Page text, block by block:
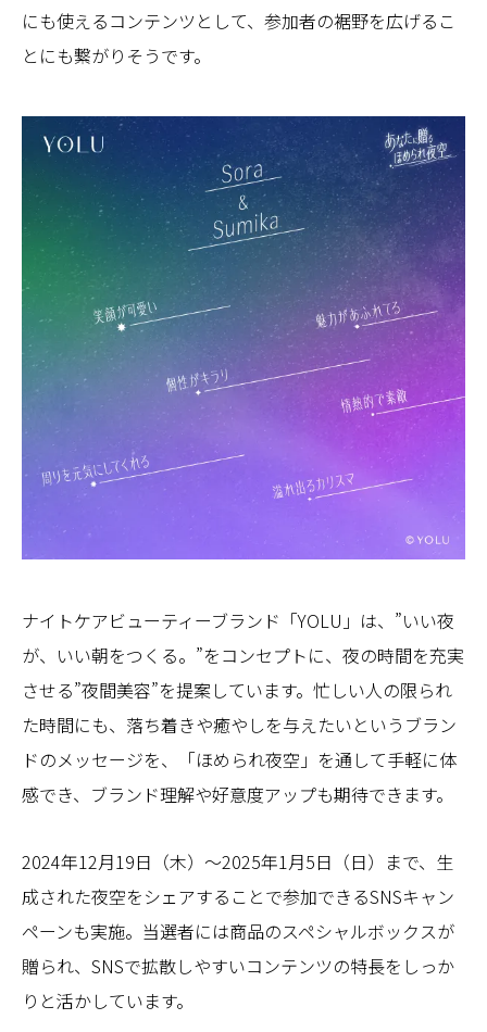
にも使えるコンテンツとして、参加者の裾野を広げるこ
とにも繋がりそうです。
ナイトケアビューティーブランド「YOLU」は、”いい夜
が、いい朝をつくる。”をコンセプトに、夜の時間を充実
させる”夜間美容”を提案しています。忙しい人の限られ
た時間にも、落ち着きや癒やしを与えたいというブラン
ドのメッセージを、「ほめられ夜空」を通して手軽に体
感でき、ブランド理解や好意度アップも期待できます。
2024年12月19日（木）〜2025年1月5日（日）まで、生
成された夜空をシェアすることで参加できるSNSキャン
ペーンも実施。当選者には商品のスペシャルボックスが
贈られ、SNSで拡散しやすいコンテンツの特長をしっか
りと活かしています。